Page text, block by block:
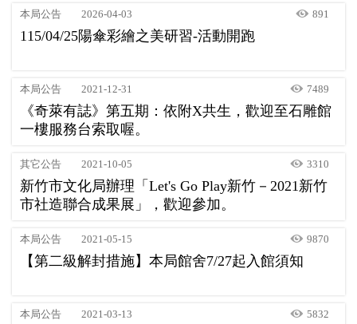
本局公告 2026-04-03 891
115/04/25陽傘彩繪之美研習-活動開跑
本局公告 2021-12-31 7489
《奇萊有誌》第五期：依附X共生，歡迎至石雕館
一樓服務台索取喔。
其它公告 2021-10-05 3310
新竹市文化局辦理「Let's Go Play新竹－2021新竹
市社造聯合成果展」，歡迎參加。
本局公告 2021-05-15 9870
【第二級解封措施】本局館舍7/27起入館須知
本局公告 2021-03-13 5832